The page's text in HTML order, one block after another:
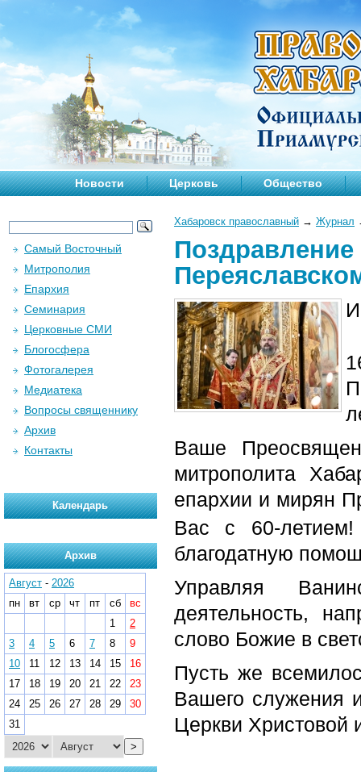
Новости Церковь Общество
Хабаровск православный → Журнал
Ваше
митрополита
епархии и мирян
Вас с 60-
благодатную
Управляя
деятельность,
слово Божие в
Пусть же
Вашего служения
Церкви Христовой
Самый Восточный
Митрополия
Епархия
Семинария
Церковные СМИ
Блогосфера
Фотогалерея
Медиатека
Вопросы священнику
Архив
Контакты
Календарь
Архив
Август - 2026
пн
вт ср чт пт сб
вс
1
2
3
4 5 6 7 8
9
10
11 12 13 14 15
16
17
18 19 20 21 22
23
24
25 26 27 28 29
30
31
>